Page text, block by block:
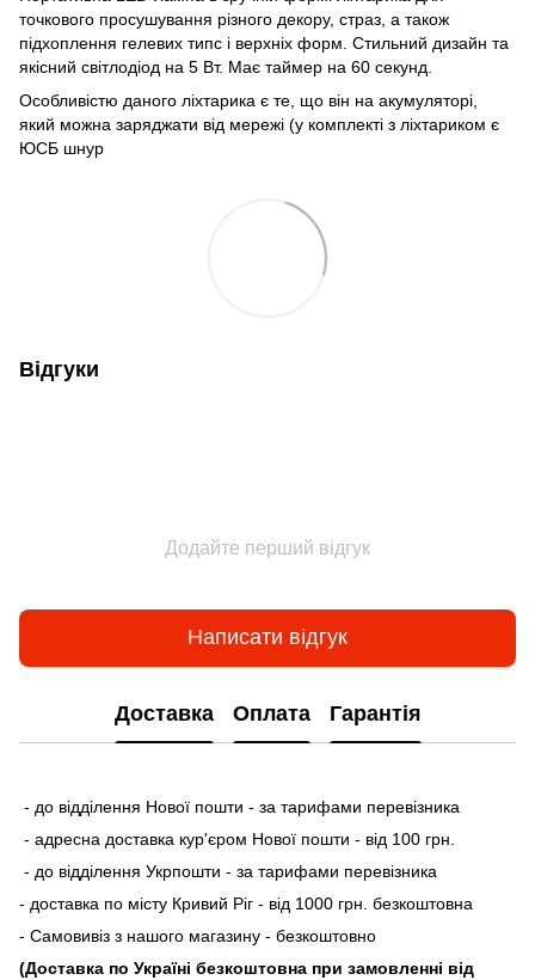
точкового просушування різного декору, страз, а також
підхоплення гелевих типс і верхніх форм. Стильний дизайн та
якісний світлодіод на 5 Вт. Має таймер на 60 секунд.
Особливістю даного ліхтарика є те, що він на акумуляторі,
який можна заряджати від мережі (у комплекті з ліхтариком є
ЮСБ шнур
Відгуки
Додайте перший відгук
Написати відгук
Доставка Оплата Гарантія
- до відділення Нової пошти - за тарифами перевізника
- адресна доставка кур'єром Нової пошти - від 100 грн.
- до відділення Укрпошти - за тарифами перевізника
- доставка по місту Кривий Ріг - від 1000 грн. безкоштовна
- Самовивіз з нашого магазину - безкоштовно
(Доставка по Україні безкоштовна при замовленні від